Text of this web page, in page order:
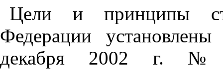
Цели и принципы
Федерации
декабря 2002